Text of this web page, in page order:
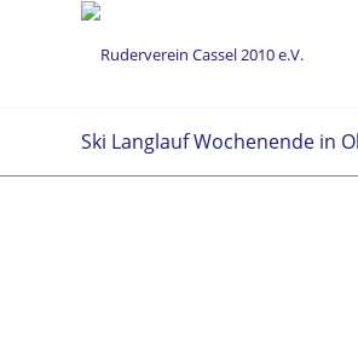
Ski Langlauf Wochenende in